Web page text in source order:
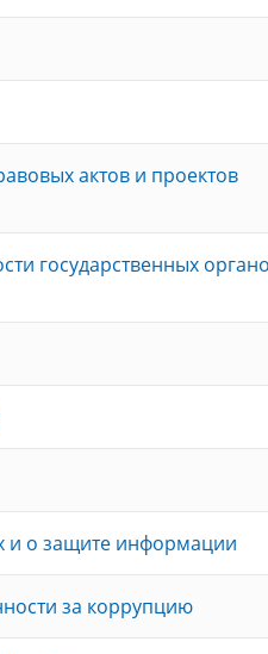
актов и проектов
государственных
и о защите информации
за коррупцию